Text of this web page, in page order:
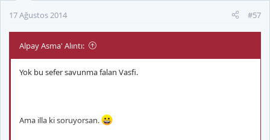
17 Ağustos 2014 #57
Alpay Asma' Alıntı:
Yok bu sefer savunma falan Vasfi.
Ama illa ki soruyorsan.